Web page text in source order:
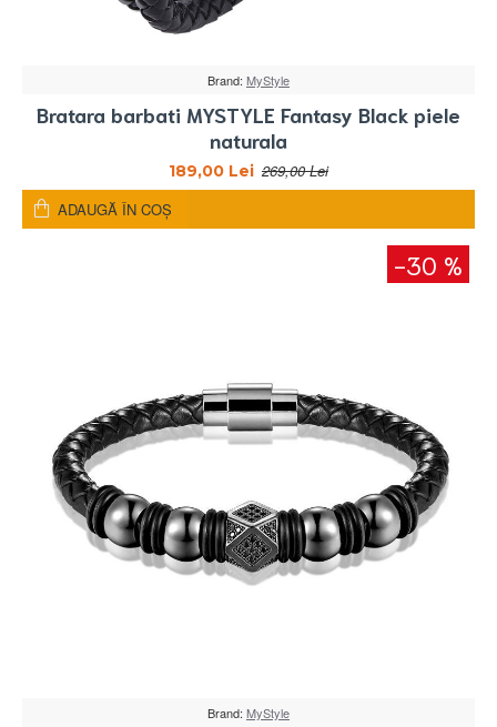
Brand: MyStyle
Bratara barbati MYSTYLE Fantasy Black piele
naturala
189,00 Lei 269,00 Lei
ADAUGĂ ÎN COŞ
-30 %
Brand: MyStyle